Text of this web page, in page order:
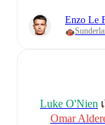
Enzo Le
Luke O'Nien
Omar